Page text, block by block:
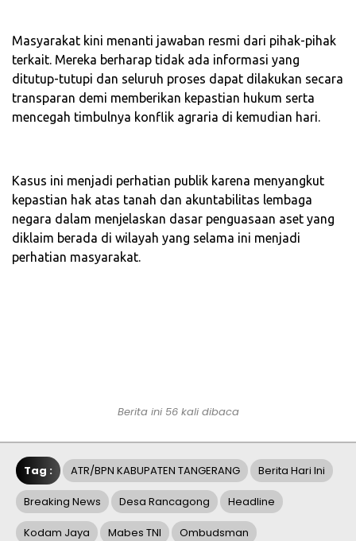
‎Masyarakat kini menanti jawaban resmi dari pihak-pihak
terkait. Mereka berharap tidak ada informasi yang
ditutup-tutupi dan seluruh proses dapat dilakukan secara
transparan demi memberikan kepastian hukum serta
mencegah timbulnya konflik agraria di kemudian hari.
‎Kasus ini menjadi perhatian publik karena menyangkut
kepastian hak atas tanah dan akuntabilitas lembaga
negara dalam menjelaskan dasar penguasaan aset yang
diklaim berada di wilayah yang selama ini menjadi
perhatian masyarakat.
Berita ini 56 kali dibaca
Tag : ATR/BPN KABUPATEN TANGERANG Berita Hari Ini
Breaking News Desa Rancagong Headline
Kodam Jaya Mabes TNI Ombudsman